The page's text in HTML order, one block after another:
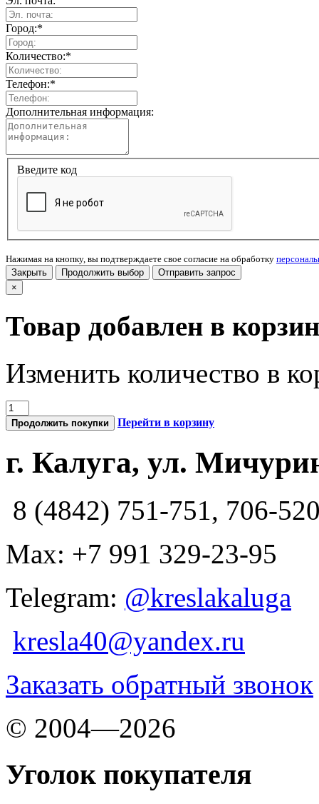
Город:*
Количество:*
Телефон:*
Дополнительная информация:
Введите код
Нажимая на кнопку, вы подтверждаете свое согласие на обработку
Закрыть
Продолжить выбор
Отправить запрос
×
Товар добавлен в
Изменить количество в
Продолжить покупки Перейти в корзину
г. Калуга, ул.
8 (4842) 751-751, 706-
Max: +7 991 329-23-95
Telegram: @kreslakaluga
kresla40@yandex.ru
Заказать обратный звонок
© 2004—2026
Уголок покупателя